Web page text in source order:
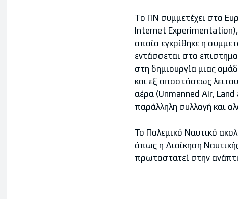
To ΠΝ συμμετέχει στο
Internet Experimentation),
οποίο εγκρίθηκε η
εντάσσεται στο
στη δημιουργία μιας
και εξ αποστάσεως
αέρα (Unmanned Air,
παράλληλη συλλογή και
Το Πολεμικό Ναυτικό
όπως η Διοίκηση
πρωτοστατεί στην